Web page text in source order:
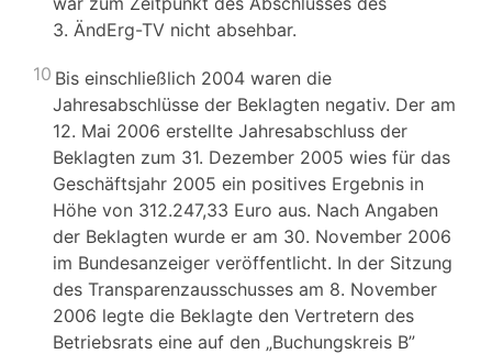
3. ÄndErg-TV nicht absehbar.
10 Bis einschließlich 2004 waren die
Jahresabschlüsse der Beklagten negativ. Der am
12. Mai 2006 erstellte Jahresabschluss der
Beklagten zum 31. Dezember 2005 wies für das
Geschäftsjahr 2005 ein positives Ergebnis in
Höhe von 312.247,33 Euro aus. Nach Angaben
der Beklagten wurde er am 30. November 2006
im Bundesanzeiger veröffentlicht. In der Sitzung
des Transparenzausschusses am 8. November
2006 legte die Beklagte den Vertretern des
Betriebsrats eine auf den „Buchungskreis B”